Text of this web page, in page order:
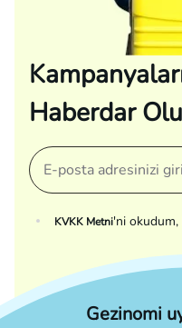
Haberdar
KVKK Metni'ni
Gezinomi